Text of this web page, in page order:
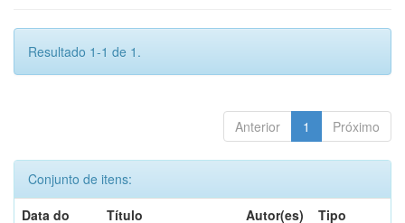
Resultado 1-1 de 1.
Anterior 1 Próximo
Conjunto de itens:
Data do
Título Autor(es) Tipo